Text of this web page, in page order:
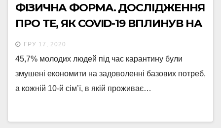
ФІЗИЧНА ФОРМА. ДОСЛІДЖЕННЯ
ПРО ТЕ, ЯК COVID-19 ВПЛИНУВ НА
МОЛОДЬ
ГРУ 17, 2020
45,7% молодих людей під час карантину були
змушені економити на задоволенні базових потреб,
а кожній 10-й сім’ї, в якій проживає…